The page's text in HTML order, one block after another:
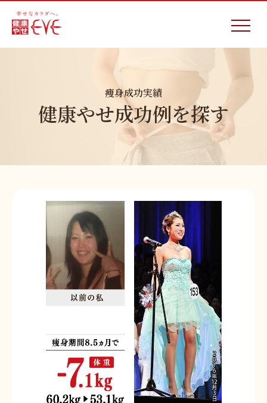
痩身成功実績
健康やせ成功例を探す